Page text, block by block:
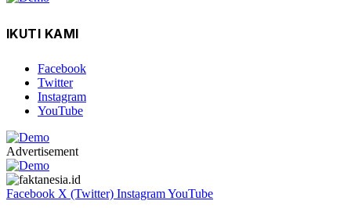
IKUTI KAMI
Facebook
Twitter
Instagram
YouTube
Advertisement
Facebook X (Twitter) InstagramYouTube